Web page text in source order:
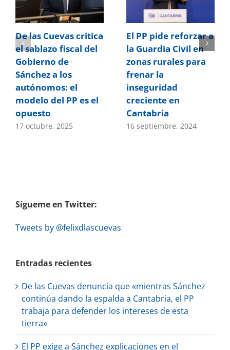
De las Cuevas critica
el sablazo fiscal del
Gobierno de
Sánchez a los
autónomos: el
modelo del PP es el
opuesto
17 octubre, 2025
El PP pide reforzar a
la Guardia Civil en
zonas rurales para
frenar la
inseguridad
creciente en
Cantabria
16 septiembre, 2024
Sígueme en Twitter:
Tweets by @felixdlascuevas
Entradas recientes
De las Cuevas denuncia que «mientras Sánchez
continúa dando la espalda a Cantabria, el PP
trabaja para defender los intereses de esta
tierra»
El PP exige a Sánchez explicaciones en el